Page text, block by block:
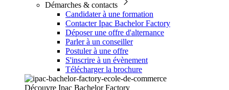
Démarches & contacts
Candidater à une formation
Contacter Ipac Bachelor Factory
Déposer une offre d'alternance
Parler à un conseiller
Postuler à une offre
S'inscrire à un évènement
Télécharger la brochure
Découvre Ipac Bachelor Factory